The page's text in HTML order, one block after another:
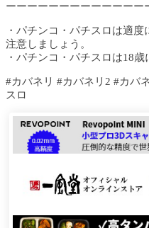
ーーーーーーーーーーーーー
・パチンコ・パチスロは適
注意しましょう。
・パチンコ・パチスロは18歳
#カバネリ #カバネリ2 #カバ
スロ